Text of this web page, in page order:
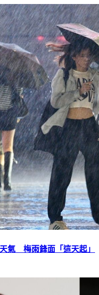
氣 梅雨鋒面「這天起」